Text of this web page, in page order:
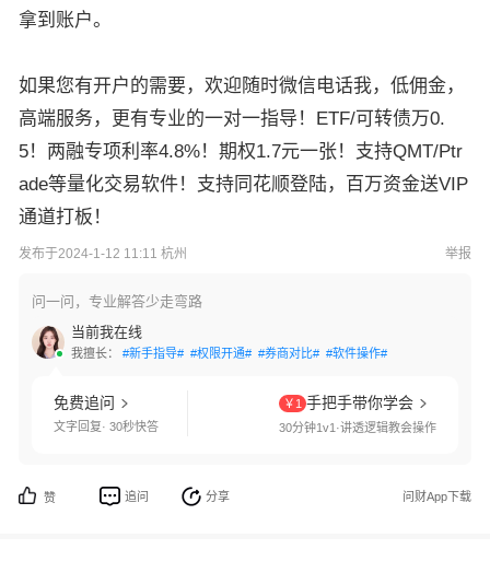
拿到账户。
如果您有开户的需要，欢迎随时微信电话我，低佣金，
高端服务，更有专业的一对一指导！ETF/可转债万0.
5！两融专项利率4.8%！期权1.7元一张！支持QMT/Ptr
ade等量化交易软件！支持同花顺登陆，百万资金送VIP
通道打板！
发布于2024-1-12 11:11 杭州 举报
问一问，专业解答少走弯路
当前我在线
我擅长： #新手指导# #权限开通# #券商对比# #软件操作#
免费追问
文字回复· 30秒快答
￥1 手把手带你学会
30分钟1v1·讲透逻辑教会操作
赞 追问 分享 问财App下载